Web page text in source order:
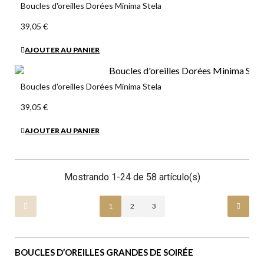
Boucles d'oreilles Dorées Minima Stela
39,05 €
AJOUTER AU PANIER
Boucles d'oreilles Dorées Minima Stela
39,05 €
AJOUTER AU PANIER
Mostrando 1-24 de 58 artículo(s)
1 2 3
BOUCLES D’OREILLES GRANDES DE SOIRÉE